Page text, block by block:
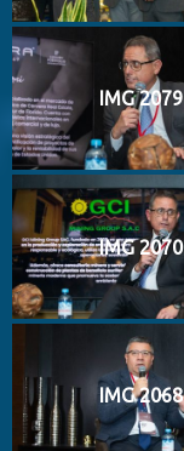
IMG 2079
IMG 2070
IMG 2068